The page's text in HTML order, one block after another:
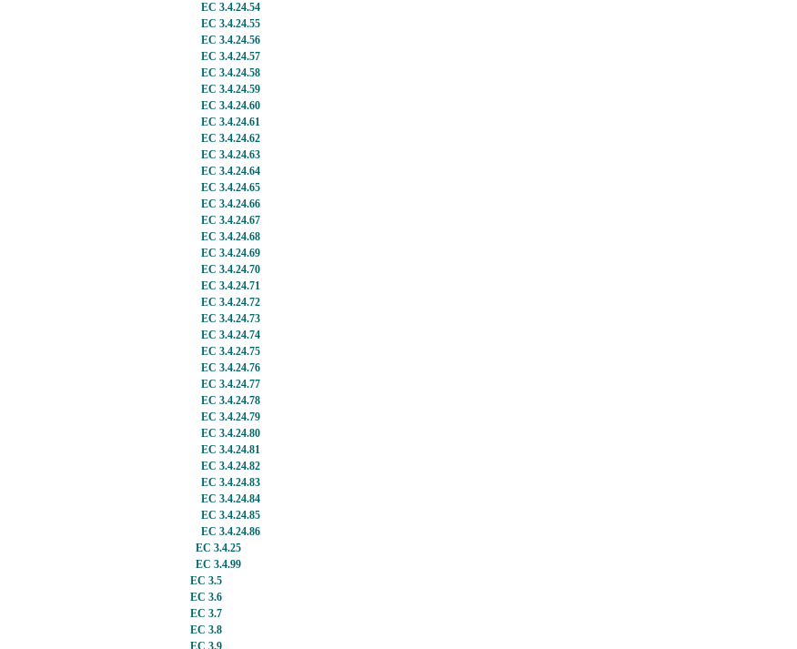
EC 3.4.24.54
EC 3.4.24.55
EC 3.4.24.56
EC 3.4.24.57
EC 3.4.24.58
EC 3.4.24.59
EC 3.4.24.60
EC 3.4.24.61
EC 3.4.24.62
EC 3.4.24.63
EC 3.4.24.64
EC 3.4.24.65
EC 3.4.24.66
EC 3.4.24.67
EC 3.4.24.68
EC 3.4.24.69
EC 3.4.24.70
EC 3.4.24.71
EC 3.4.24.72
EC 3.4.24.73
EC 3.4.24.74
EC 3.4.24.75
EC 3.4.24.76
EC 3.4.24.77
EC 3.4.24.78
EC 3.4.24.79
EC 3.4.24.80
EC 3.4.24.81
EC 3.4.24.82
EC 3.4.24.83
EC 3.4.24.84
EC 3.4.24.85
EC 3.4.24.86
EC 3.4.25
EC 3.4.99
EC 3.5
EC 3.6
EC 3.7
EC 3.8
EC 3.9